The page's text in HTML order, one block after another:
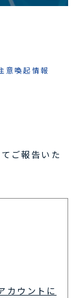
意喚起情報
ご報告いた
カウントに